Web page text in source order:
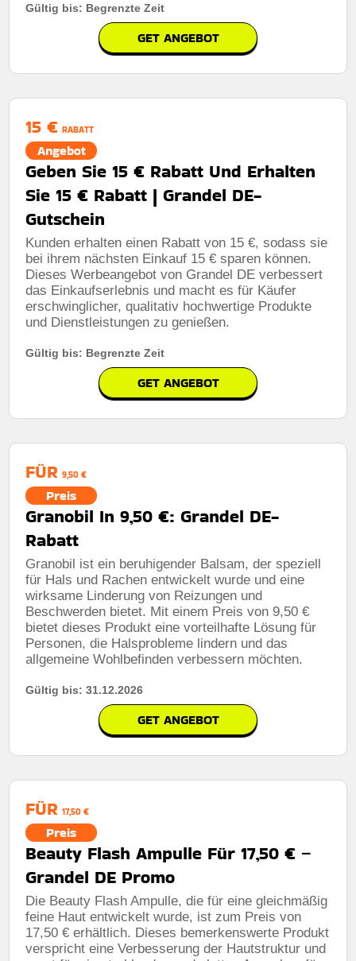
Gültig bis: Begrenzte Zeit
GET ANGEBOT
15 € RABATT
Angebot
Geben Sie 15 € Rabatt Und Erhalten
Sie 15 € Rabatt | Grandel DE-
Gutschein
Kunden erhalten einen Rabatt von 15 €, sodass sie
bei ihrem nächsten Einkauf 15 € sparen können.
Dieses Werbeangebot von Grandel DE verbessert
das Einkaufserlebnis und macht es für Käufer
erschwinglicher, qualitativ hochwertige Produkte
und Dienstleistungen zu genießen.
Gültig bis: Begrenzte Zeit
GET ANGEBOT
FÜR 9,50 €
Preis
Granobil In 9,50 €: Grandel DE-
Rabatt
Granobil ist ein beruhigender Balsam, der speziell
für Hals und Rachen entwickelt wurde und eine
wirksame Linderung von Reizungen und
Beschwerden bietet. Mit einem Preis von 9,50 €
bietet dieses Produkt eine vorteilhafte Lösung für
Personen, die Halsprobleme lindern und das
allgemeine Wohlbefinden verbessern möchten.
Gültig bis: 31.12.2026
GET ANGEBOT
FÜR 17,50 €
Preis
Beauty Flash Ampulle Für 17,50 € –
Grandel DE Promo
Die Beauty Flash Ampulle, die für eine gleichmäßig
feine Haut entwickelt wurde, ist zum Preis von
17,50 € erhältlich. Dieses bemerkenswerte Produkt
verspricht eine Verbesserung der Hautstruktur und